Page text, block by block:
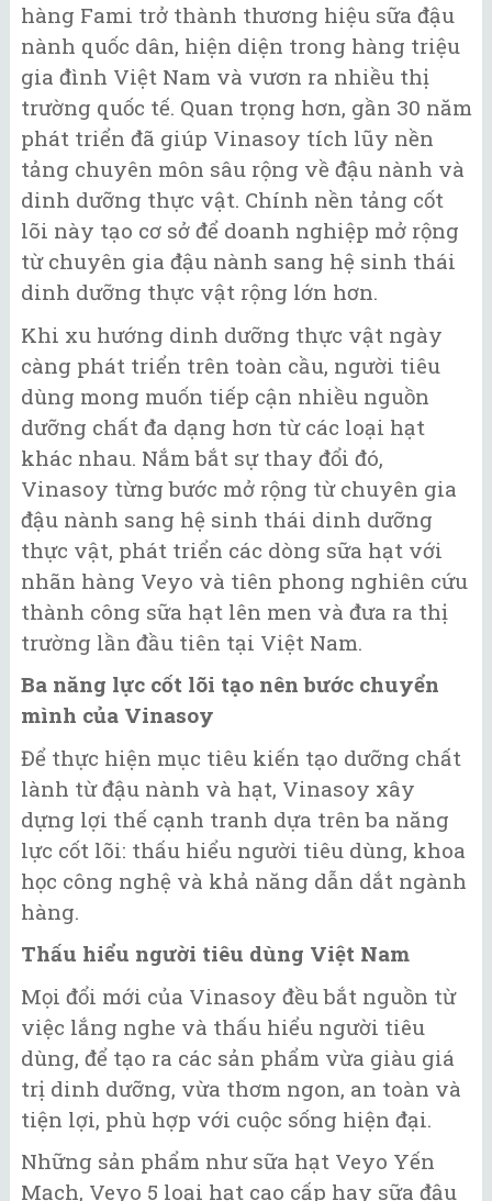
hàng Fami trở thành thương hiệu sữa đậu
nành quốc dân, hiện diện trong hàng triệu
gia đình Việt Nam và vươn ra nhiều thị
trường quốc tế. Quan trọng hơn, gần 30 năm
phát triển đã giúp Vinasoy tích lũy nền
tảng chuyên môn sâu rộng về đậu nành và
dinh dưỡng thực vật. Chính nền tảng cốt
lõi này tạo cơ sở để doanh nghiệp mở rộng
từ chuyên gia đậu nành sang hệ sinh thái
dinh dưỡng thực vật rộng lớn hơn.
Khi xu hướng dinh dưỡng thực vật ngày
càng phát triển trên toàn cầu, người tiêu
dùng mong muốn tiếp cận nhiều nguồn
dưỡng chất đa dạng hơn từ các loại hạt
khác nhau. Nắm bắt sự thay đổi đó,
Vinasoy từng bước mở rộng từ chuyên gia
đậu nành sang hệ sinh thái dinh dưỡng
thực vật, phát triển các dòng sữa hạt với
nhãn hàng Veyo và tiên phong nghiên cứu
thành công sữa hạt lên men và đưa ra thị
trường lần đầu tiên tại Việt Nam.
Ba năng lực cốt lõi tạo nên bước chuyển
mình của Vinasoy
Để thực hiện mục tiêu kiến tạo dưỡng chất
lành từ đậu nành và hạt, Vinasoy xây
dựng lợi thế cạnh tranh dựa trên ba năng
lực cốt lõi: thấu hiểu người tiêu dùng, khoa
học công nghệ và khả năng dẫn dắt ngành
hàng.
Thấu hiểu người tiêu dùng Việt Nam
Mọi đổi mới của Vinasoy đều bắt nguồn từ
việc lắng nghe và thấu hiểu người tiêu
dùng, để tạo ra các sản phẩm vừa giàu giá
trị dinh dưỡng, vừa thơm ngon, an toàn và
tiện lợi, phù hợp với cuộc sống hiện đại.
Những sản phẩm như sữa hạt Veyo Yến
Mạch, Veyo 5 loại hạt cao cấp hay sữa đậu